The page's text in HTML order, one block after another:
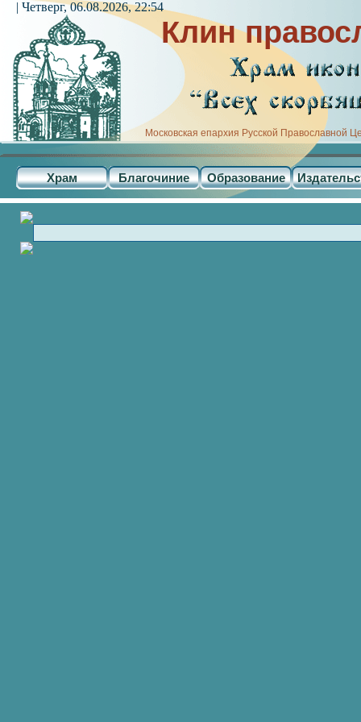
Клин
Московская епархия Русской Православной
Храм Благочиние Образование
| Четверг, 06.08.2026, 22:54